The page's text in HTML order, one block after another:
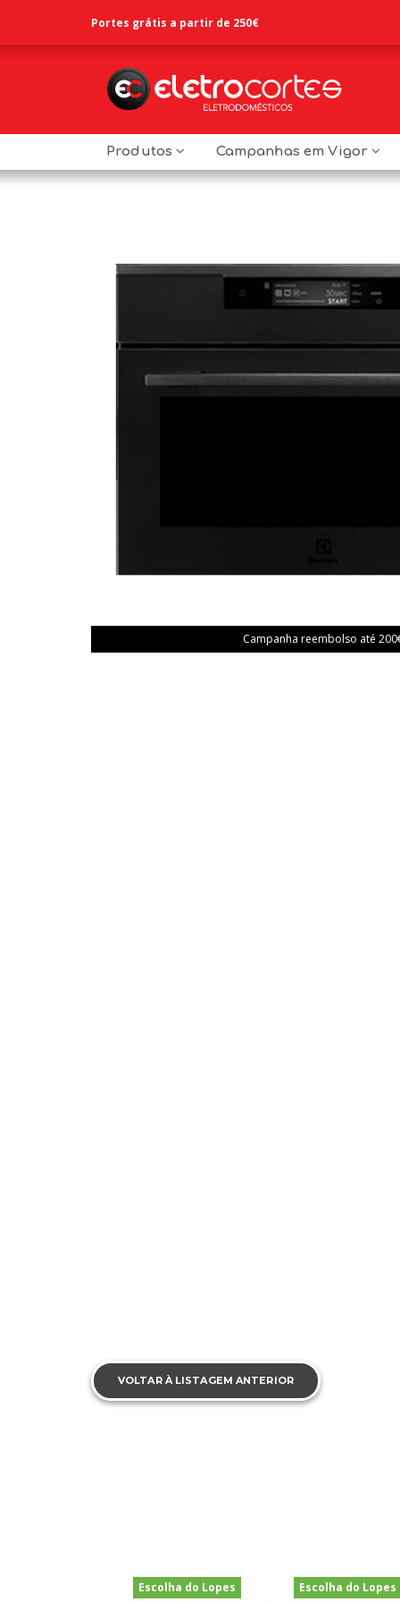
Portes grátis a partir de 250€
Produtos Campanhas em Vigor
Campanha reembolso até
VOLTAR À LISTAGEM ANTERIOR
Escolha do Lopes Escolha do Lopes